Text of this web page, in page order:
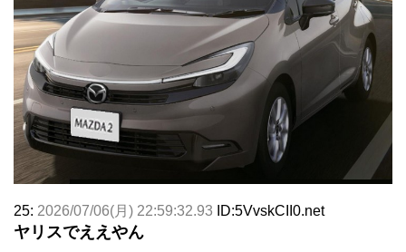
25: 2026/07/06(月) 22:59:32.93 ID:5VvskCII0.net
ヤリスでええやん